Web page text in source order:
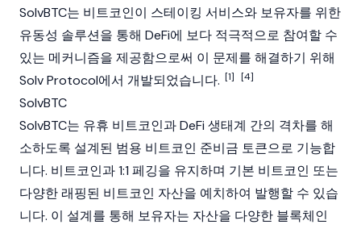
SolvBTC는 비트코인이 스테이킹 서비스와 보유자를 위한
유동성 솔루션을 통해 DeFi에 보다 적극적으로 참여할 수
있는 메커니즘을 제공함으로써 이 문제를 해결하기 위해
Solv Protocol에서 개발되었습니다. [1] [4]
SolvBTC
SolvBTC는 유휴 비트코인과DeFi 생태계 간의 격차를 해
소하도록 설계된 범용 비트코인 준비금 토큰으로 기능합
니다. 비트코인과 1:1 페깅을 유지하며 기본 비트코인 또는
다양한 래핑된 비트코인 자산을 예치하여 발행할 수 있습
니다. 이 설계를 통해 보유자는 자산을 다양한 블록체인